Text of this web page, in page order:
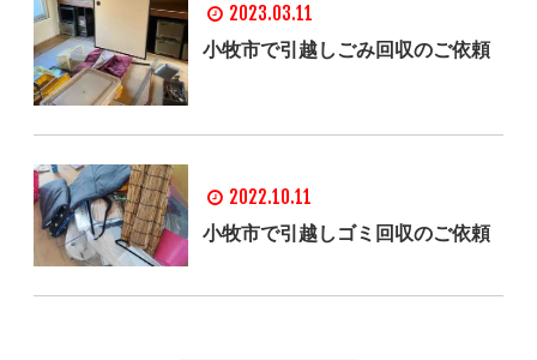
2023.03.11
小牧市で引越しごみ回収のご依頼
2022.10.11
小牧市で引越しゴミ回収のご依頼